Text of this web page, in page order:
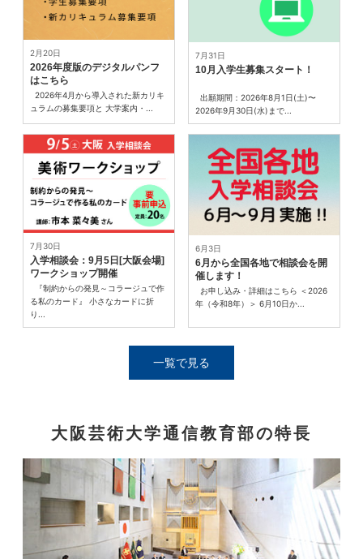
2月20日
2026年度版のデジタルパンフ
はこちら
2026年4月から導入された新カリキ
ュラムの募集要項と 大学案内・...
7月31日
10月入学生募集スタート！
出願期間：2026年8月1日(土)〜
2026年9月30日(水)まで...
7月30日
入学相談会：9月5日[大阪会場]
ワークショップ開催
『制約からの発見～コラージュで作
る私のカード』 小さなカードに折
り...
6月3日
6月から全国各地で相談会を開
催します！
お申し込み・詳細はこちら ＜2026
年（令和8年）＞ 6月10日か...
一覧で見る
大阪芸術大学通信教育部の特長